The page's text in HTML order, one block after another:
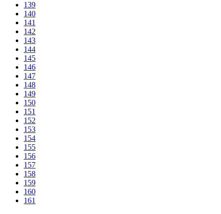
139
140
141
142
143
144
145
146
147
148
149
150
151
152
153
154
155
156
157
158
159
160
161